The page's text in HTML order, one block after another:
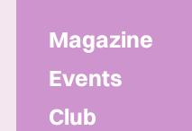
Magazine
Events
Club